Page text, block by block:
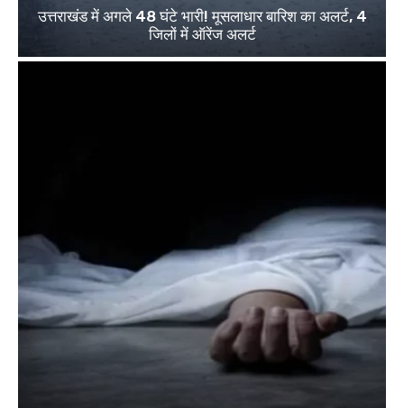
उत्तराखंड में अगले 48 घंटे भारी! मूसलाधार बारिश का अलर्ट, 4
जिलों में ऑरेंज अलर्ट